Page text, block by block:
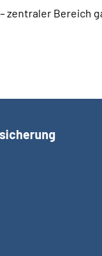
zentraler